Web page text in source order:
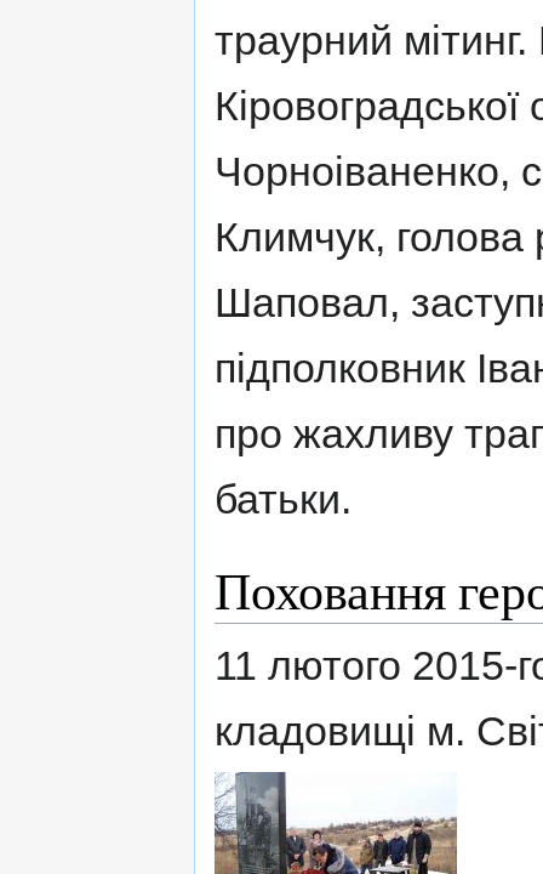
траурний
Чорноіваненко,
Климчук,
Шаповал,
підполковник
про жахливу
батьки.
Поховання
11 лютого 2015-
кладовищі м.